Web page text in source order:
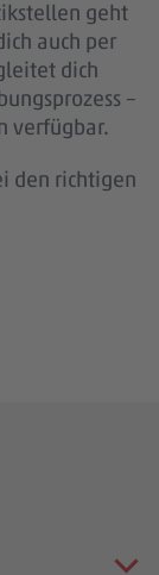
geht
auch per
dich
–
verfügbar.
den richtigen